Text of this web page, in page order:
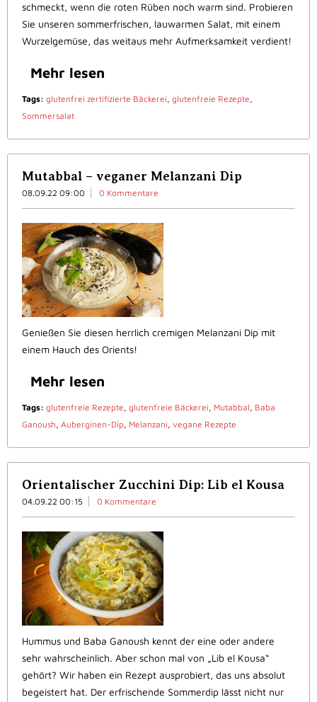
schmeckt, wenn die roten Rüben noch warm sind. Probieren
Sie unseren sommerfrischen, lauwarmen Salat, mit einem
Wurzelgemüse, das weitaus mehr Aufmerksamkeit verdient!
Mehr lesen
Tags: glutenfrei zertifizierte Bäckerei, glutenfreie Rezepte,
Sommersalat
Mutabbal – veganer Melanzani Dip
08.09.22 09:00 0 Kommentare
Genießen Sie diesen herrlich cremigen Melanzani Dip mit
einem Hauch des Orients!
Mehr lesen
Tags: glutenfreie Rezepte, glutenfreie Bäckerei, Mutabbal, Baba
Ganoush, Auberginen-Dip, Melanzani, vegane Rezepte
Orientalischer Zucchini Dip: Lib el Kousa
04.09.22 00:15 0 Kommentare
Hummus und Baba Ganoush kennt der eine oder andere
sehr wahrscheinlich. Aber schon mal von „Lib el Kousa“
gehört? Wir haben ein Rezept ausprobiert, das uns absolut
begeistert hat. Der erfrischende Sommerdip lässt nicht nur